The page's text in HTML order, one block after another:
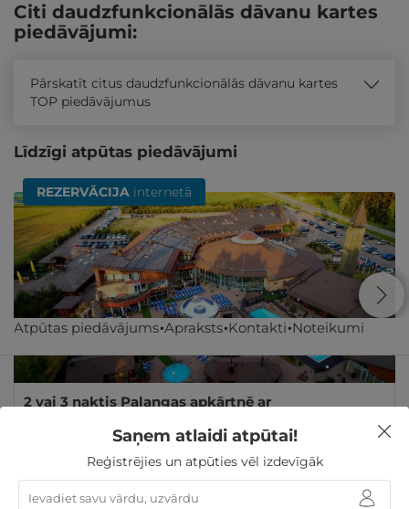
Atpūtas piedāvājums Apraksts Kontakti Noteikumi
Citi daudzfunkcionālās dāvanu kartes
piedāvājumi:
Pārskatīt citus daudzfunkcionālās dāvanu kartes
TOP piedāvājumus
Līdzīgi atpūtas piedāvājumi
REZERVĀCIJA internetā
2 vai 3 naktis Palangas apkārtnē ar
Atostogų parkas (Žibininkai)
no 212€
Par 2 naktīm GRIBU
Saņem atlaidi atpūtai!
Reģistrējies un atpūties vēl izdevīgāk